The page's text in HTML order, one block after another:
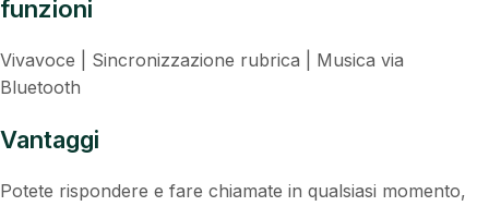
funzioni
Vivavoce | Sincronizzazione rubrica | Musica via
Bluetooth
Vantaggi
Potete rispondere e fare chiamate in qualsiasi momento,